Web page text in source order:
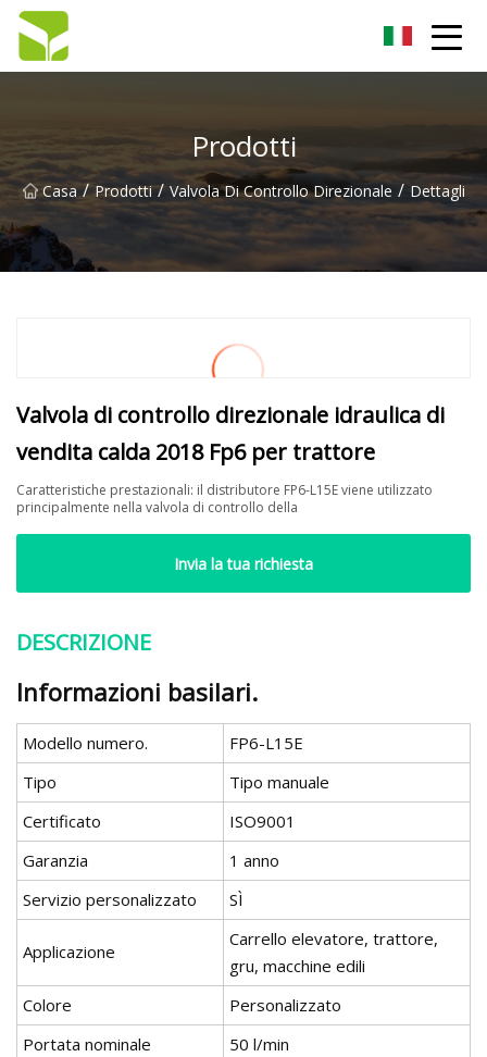
Prodotti
Casa / Prodotti / Valvola Di Controllo Direzionale / Dettagli
Valvola di controllo direzionale idraulica di
vendita calda 2018 Fp6 per trattore
Caratteristiche prestazionali: il distributore FP6-L15E viene utilizzato
principalmente nella valvola di controllo della
Invia la tua richiesta
DESCRIZIONE
Informazioni basilari.
Modello numero.
FP6-L15E
Tipo
Tipo manuale
Certificato
ISO9001
Garanzia
1 anno
Servizio personalizzato
SÌ
Applicazione
Carrello elevatore, trattore,
gru, macchine edili
Colore
Personalizzato
Portata nominale
50 l/min